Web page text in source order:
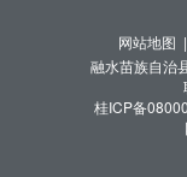
网站地图 |
融水苗族自治
桂ICP备